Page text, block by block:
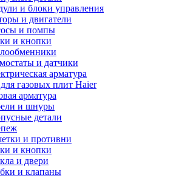
и блоки управления
и двигатели
и помпы
и кнопки
и датчики
арматура
газовых плит Haier
арматура
и шнуры
детали
и противни
и кнопки
и двери
и клапаны